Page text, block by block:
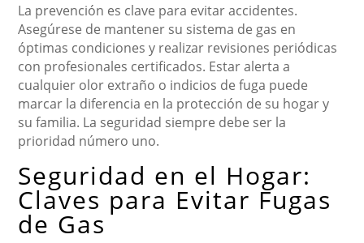
La prevención es clave para evitar accidentes.
Asegúrese de mantener su sistema de gas en
óptimas condiciones y realizar revisiones periódicas
con profesionales certificados. Estar alerta a
cualquier olor extraño o indicios de fuga puede
marcar la diferencia en la protección de su hogar y
su familia. La seguridad siempre debe ser la
prioridad número uno.
Seguridad en el Hogar:
Claves para Evitar Fugas
de Gas